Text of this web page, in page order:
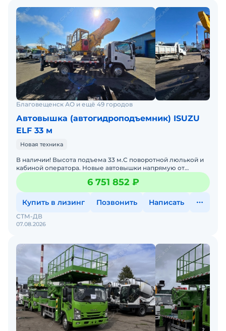
Благовещенск АО и ещё 49 городов
Автовышка (автогидроподъемник) ISUZU
ELF 33 м
Новая техника
В наличии! Высота подъема 33 м.С поворотной люлькой и
кабиной оператора. Новые автовышки напрямую от
завода-производителя! Помогу приобрести в
лизинг.Гарантия 1
6 751 852 ₽
Купить в лизинг Позвонить Написать
07.08.2026
СТМ-ДВ